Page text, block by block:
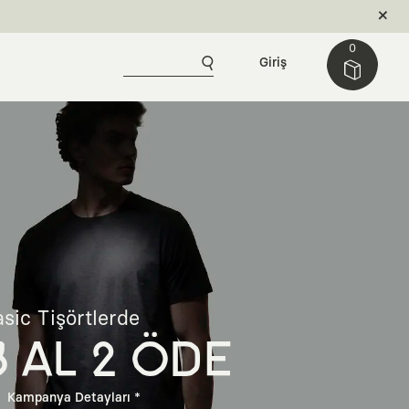
0
Giriş
Tişörtlerde
AL 2 ÖDE
Kampanya Detayları *